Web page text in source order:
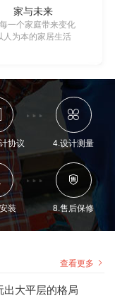
家与未来
一个家庭带来变化
人为本的家居生活
协议 4.设计测量
装 8.售后保修
查看更多
出大平层的格局